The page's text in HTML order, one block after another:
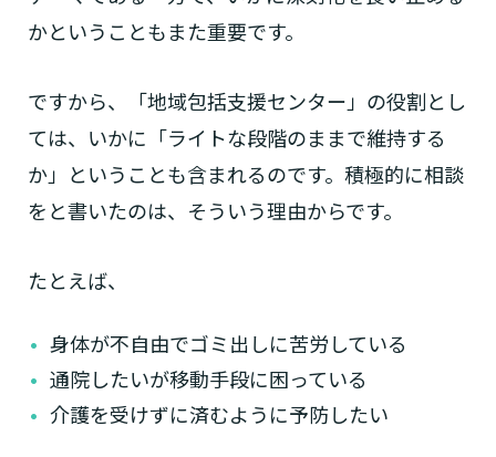
かということもまた重要です。
ですから、「地域包括支援センター」の役割とし
ては、いかに「ライトな段階のままで維持する
か」ということも含まれるのです。積極的に相談
をと書いたのは、そういう理由からです。
たとえば、
身体が不自由でゴミ出しに苦労している
通院したいが移動手段に困っている
介護を受けずに済むように予防したい